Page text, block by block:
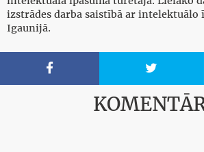
izstrādes darba saistībā ar intelektuālo
Igaunijā.
 